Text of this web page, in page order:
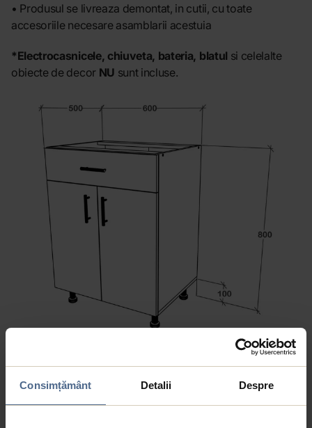
Consimțământ Detalii Despre
• Produsul se livreaza demontat, in cutii, cu toate
accesoriile necesare asamblarii acestuia
*Electrocasnicele, chiuveta, bateria, blatul si celelalte
obiecte de decor NU sunt incluse.